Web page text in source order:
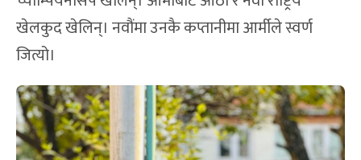
खेलकुद खेलिन्। नवौंमा उनकै कप्तानीमा आर्मीले स्वर्ण
जित्यो।